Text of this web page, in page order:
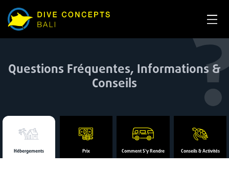
Questions Fréquentes, Informations &
Conseils
Hébergements Prix Comment S'y Rendre Conseils & Activités